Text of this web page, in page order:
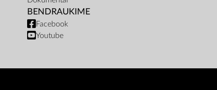
BENDRAUKIME
Facebook
Youtube